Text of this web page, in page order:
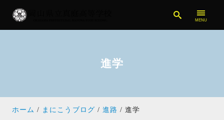
進学
ホーム まにこうブログ 進路 進学